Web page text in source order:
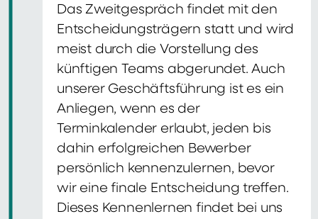
Das Zweitgespräch findet mit den
Entscheidungsträgern statt und wird
meist durch die Vorstellung des
künftigen Teams abgerundet. Auch
unserer Geschäftsführung ist es ein
Anliegen, wenn es der
Terminkalender erlaubt, jeden bis
dahin erfolgreichen Bewerber
persönlich kennenzulernen, bevor
wir eine finale Entscheidung treffen.
Dieses Kennenlernen findet bei uns